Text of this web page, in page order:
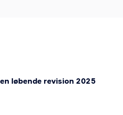
løbende revision 2025